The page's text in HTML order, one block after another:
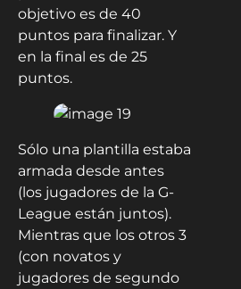
objetivo es de 40
puntos para finalizar. Y
en la final es de 25
puntos.
Sólo una plantilla estaba
armada desde antes
(los jugadores de la G-
League están juntos).
Mientras que los otros 3
(con novatos y
jugadores de segundo